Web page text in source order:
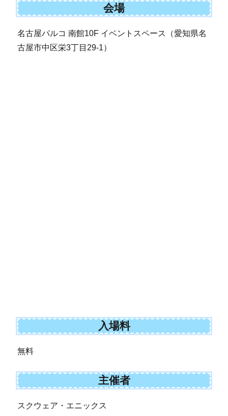
会場
名古屋パルコ 南館10F イベントスペース（愛知県名
古屋市中区栄3丁目29-1）
入場料
無料
主催者
スクウェア・エニックス